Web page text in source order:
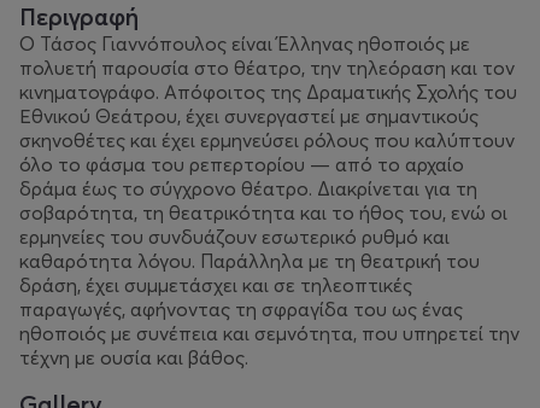
Περιγραφή
Ο Τάσος Γιαννόπουλος είναι Έλληνας ηθοποιός με
πολυετή παρουσία στο θέατρο, την τηλεόραση και τον
κινηματογράφο. Απόφοιτος της Δραματικής Σχολής του
Εθνικού Θεάτρου, έχει συνεργαστεί με σημαντικούς
σκηνοθέτες και έχει ερμηνεύσει ρόλους που καλύπτουν
όλο το φάσμα του ρεπερτορίου — από το αρχαίο
δράμα έως το σύγχρονο θέατρο. Διακρίνεται για τη
σοβαρότητα, τη θεατρικότητα και το ήθος του, ενώ οι
ερμηνείες του συνδυάζουν εσωτερικό ρυθμό και
καθαρότητα λόγου. Παράλληλα με τη θεατρική του
δράση, έχει συμμετάσχει και σε τηλεοπτικές
παραγωγές, αφήνοντας τη σφραγίδα του ως ένας
ηθοποιός με συνέπεια και σεμνότητα, που υπηρετεί την
τέχνη με ουσία και βάθος.